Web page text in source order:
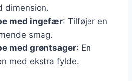
dimension.
med ingefær: Tilføjer en
smag.
med grøntsager: En
med ekstra fylde.